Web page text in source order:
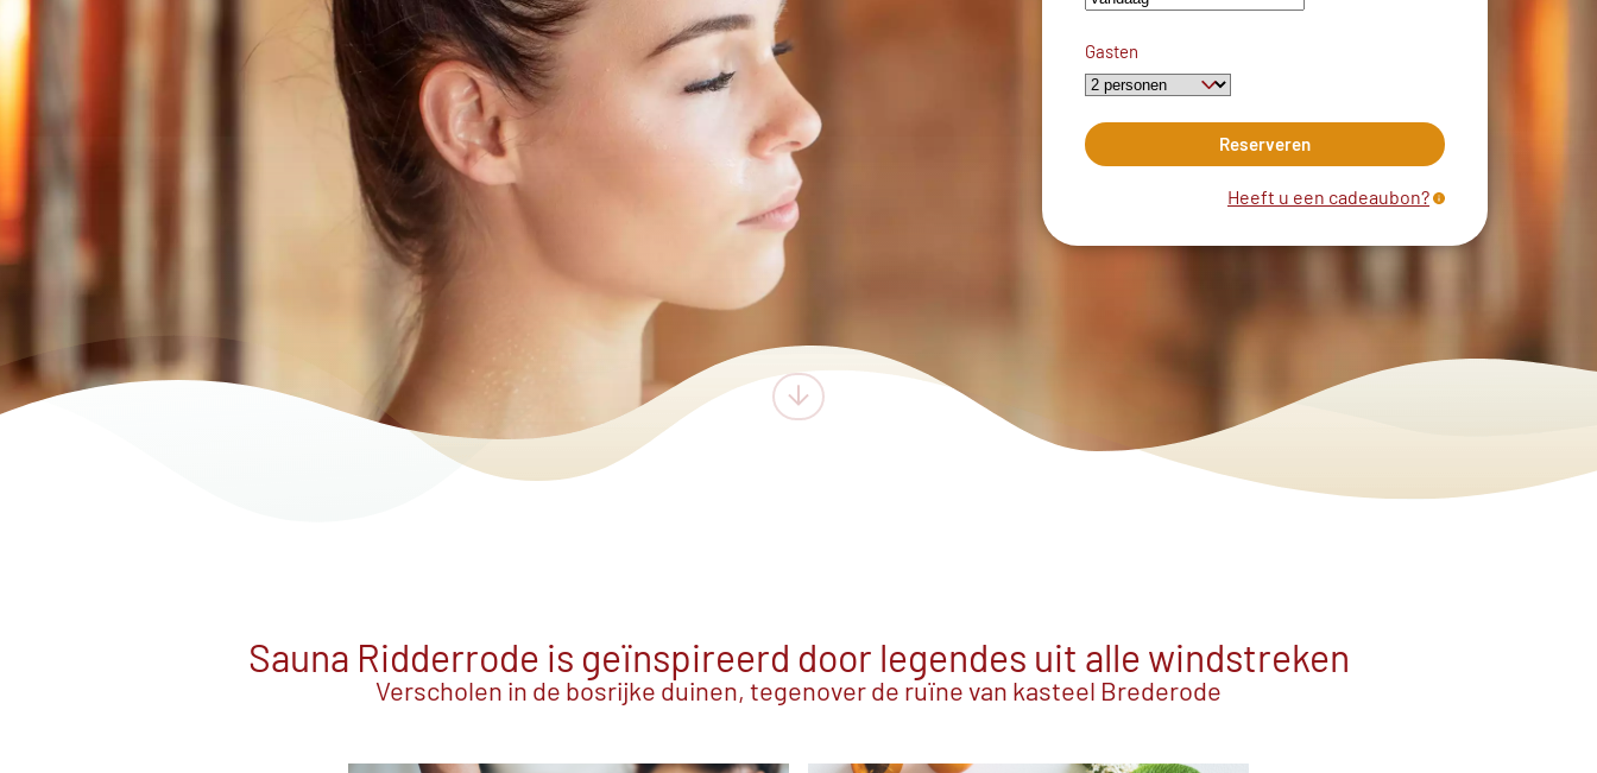
Gasten
Heeft u een cadeaubon?️
Sauna Ridderrode is geïnspireerd door legendes uit alle windstreken
Verscholen in de bosrijke duinen, tegenover de ruïne van kasteel Brederode